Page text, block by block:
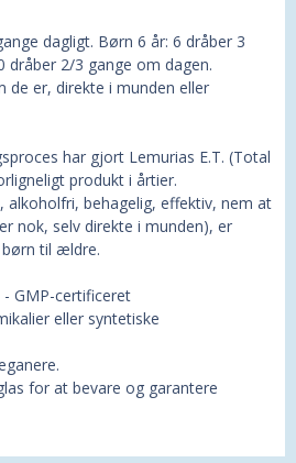
dagligt. Børn 6 år: 6 dråber 3
dråber 2/3 gange om dagen.
de er, direkte i munden eller
har gjort Lemurias E.T. (Total
produkt i årtier.
behagelig, effektiv, nem at
nok, selv direkte i munden), er
til ældre.
GMP-certificeret
eller syntetiske
for at bevare og garantere